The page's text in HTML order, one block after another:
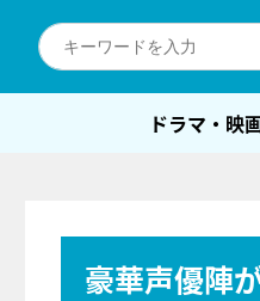
ドラマ・映
豪華声優陣